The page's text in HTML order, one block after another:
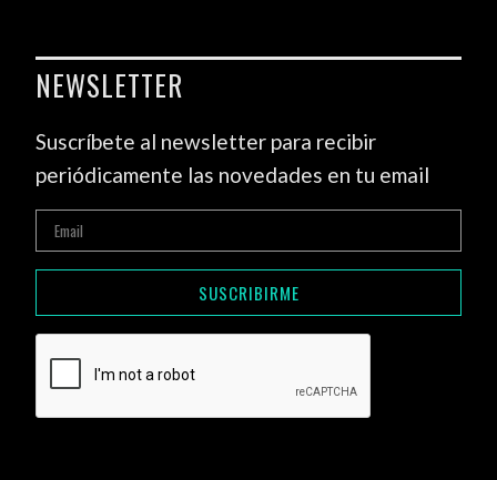
NEWSLETTER
Suscríbete al newsletter para recibir
periódicamente las novedades en tu email
SUSCRIBIRME